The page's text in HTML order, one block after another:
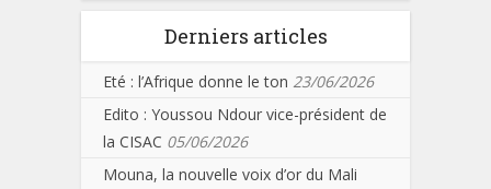
Derniers articles
Eté : l’Afrique donne le ton 23/06/2026
Edito : Youssou Ndour vice-président de
la CISAC 05/06/2026
Mouna, la nouvelle voix d’or du Mali